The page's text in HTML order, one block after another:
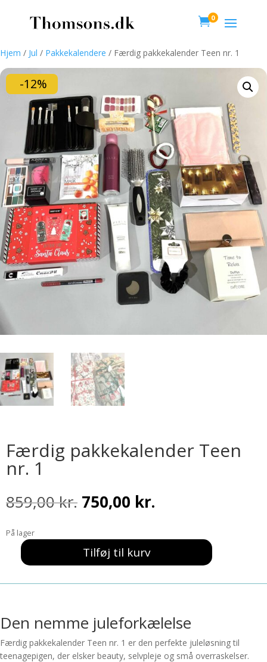
0
Hjem / Jul / Pakkekalendere / Færdig pakkekalender Teen nr. 1
-12%
Færdig pakkekalender Teen
nr. 1
859,00kr. Den
oprindelige
var:
859,00 kr..
750,00 kr.
er:
750,00 kr..
På lager
Færdig
Teen
antal
Tilføj til kurv
Den nemme juleforkælelse
Færdig pakkekalender Teen nr. 1 er den perfekte juleløsning til
teenagepigen, der elsker beauty, selvpleje og små overraskelser.